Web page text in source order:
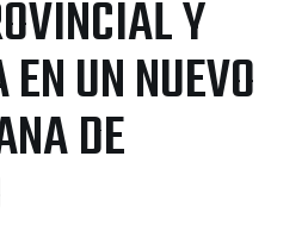
Y
UN NUEVO
DE